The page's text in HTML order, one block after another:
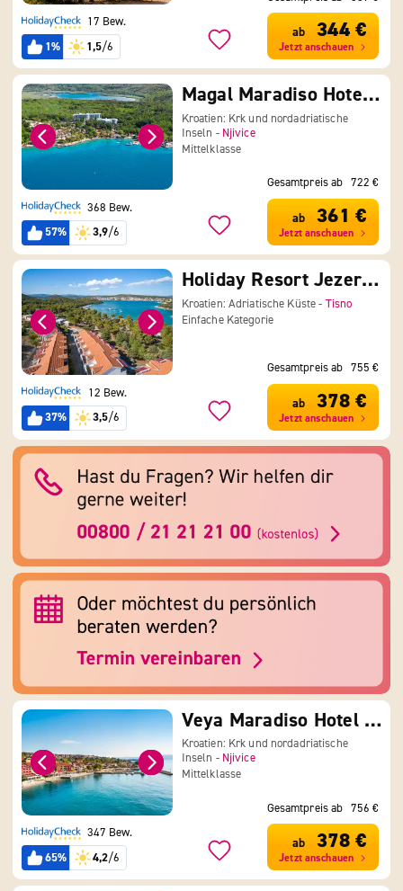
17 Bew.
1%
1,5/6
ab 344 €
Jetzt anschauen
Magal Maradiso Hotel by Aminess
Kroatien: Krk und nordadriatische
Inseln - Njivice
Mittelklasse
368 Bew.
57%
3,9/6
Gesamtpreis ab 722 €
ab 361 €
Jetzt anschauen
Holiday Resort Jezera Village
Kroatien: Adriatische Küste - Tisno
Einfache Kategorie
12 Bew.
37%
3,5/6
Gesamtpreis ab 755 €
ab 378 €
Jetzt anschauen
Veya Maradiso Hotel by Aminess
Kroatien: Krk und nordadriatische
Inseln - Njivice
Mittelklasse
347 Bew.
65%
4,2/6
Gesamtpreis ab 756 €
ab 378 €
Jetzt anschauen